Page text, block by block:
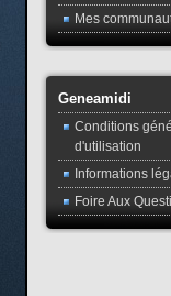
Mes
Geneamidi
Conditions
d'utilisation
Informations
Foire Aux